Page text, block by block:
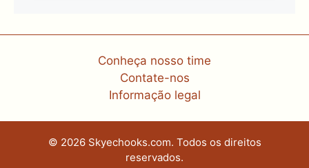
Conheça nosso time
Contate-nos
Informação legal
© 2026 Skyechooks.com. Todos os direitos
reservados.